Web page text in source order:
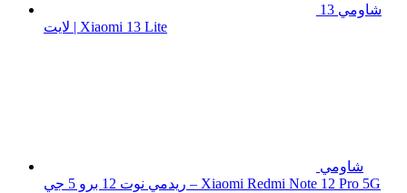
شاومي 13
لايت | Xiaomi 13 Lite
شاومي
ريدمي نوت 12 برو 5 جي – Xiaomi Redmi Note 12 Pro 5G